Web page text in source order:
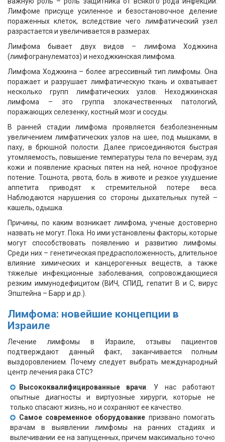
Лимфоме присуще усиленное и безостановочное деление
пораженных клеток, вследствие чего лимфатический узел
разрастается и увеличивается в размерах.
Лимфома бывает двух видов – лимфома Ходжкина
(лимфогранулематоз) и неходжкинская лимфома.
Лимфома Ходжкина – более агрессивный тип лимфомы. Она
поражает и разрушает лимфатическую ткань и охватывает
несколько групп лимфатических узлов. Неходжкинская
лимфома – это группа злокачественных патологий,
поражающих селезенку, костный мозг и сосуды.
В ранней стадии лимфома проявляется безболезненным
увеличением лимфатических узлов на шее, под мышками, в
паху, в брюшной полости. Далее присоединяются быстрая
утомляемость, повышение температуры тела по вечерам, зуд
кожи и появление красных пятен на ней, ночное профузное
потение. Тошнота, рвота, боль в животе и резкое ухудшение
аппетита приводят к стремительной потере веса.
Наблюдаются нарушения со стороны дыхательных путей –
кашель, одышка.
Причины, по каким возникает лимфома, ученые достоверно
назвать не могут. Пока. Но ими установлены факторы, которые
могут способствовать появлению и развитию лимфомы.
Среди них – генетическая предрасположенность, длительное
влияние химических и канцерогенных веществ, а также
тяжелые инфекционные заболевания, сопровождающиеся
резким иммунодефицитом (ВИЧ, СПИД, гепатит В и С, вирус
Эпштейна – Барр и др.).
Лимфома: новейшие концепции в
Израиле
Лечение лимфомы в Израиле, отзывы пациентов
подтверждают данный факт, заканчивается полным
выздоровлением. Почему следует выбрать международный
центр лечения рака СТС?
Высококвалифицированные врачи . У нас работают
опытные диагносты и виртуозные хирурги, которые не
только спасают жизнь, но и сохраняют ее качество.
Самое современное оборудование призвано помогать
врачам в выявлении лимфомы на ранних стадиях и
вылечивании ее на запущенных, причем максимально точно